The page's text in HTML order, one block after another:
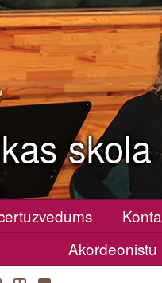
skola
Akordeonistu